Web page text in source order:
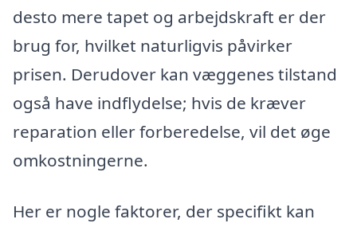
desto mere tapet og arbejdskraft er der
brug for, hvilket naturligvis påvirker
prisen. Derudover kan væggenes tilstand
også have indflydelse; hvis de kræver
reparation eller forberedelse, vil det øge
omkostningerne.
Her er nogle faktorer, der specifikt kan